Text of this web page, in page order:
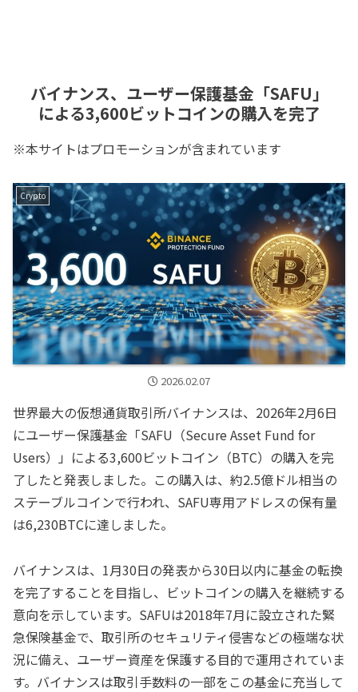
バイナンス、ユーザー保護基金「SAFU」
による3,600ビットコインの購入を完了
※本サイトはプロモーションが含まれています
Crypto
2026.02.07
世界最大の仮想通貨取引所バイナンスは、2026年2月6日
にユーザー保護基金「SAFU（Secure Asset Fund for
Users）」による3,600ビットコイン（BTC）の購入を完
了したと発表しました。この購入は、約2.5億ドル相当の
ステーブルコインで行われ、SAFU専用アドレスの保有量
は6,230BTCに達しました。
バイナンスは、1月30日の発表から30日以内に基金の転換
を完了することを目指し、ビットコインの購入を継続する
意向を示しています。SAFUは2018年7月に設立された緊
急保険基金で、取引所のセキュリティ侵害などの極端な状
況に備え、ユーザー資産を保護する目的で運用されていま
す。バイナンスは取引手数料の一部をこの基金に充当して